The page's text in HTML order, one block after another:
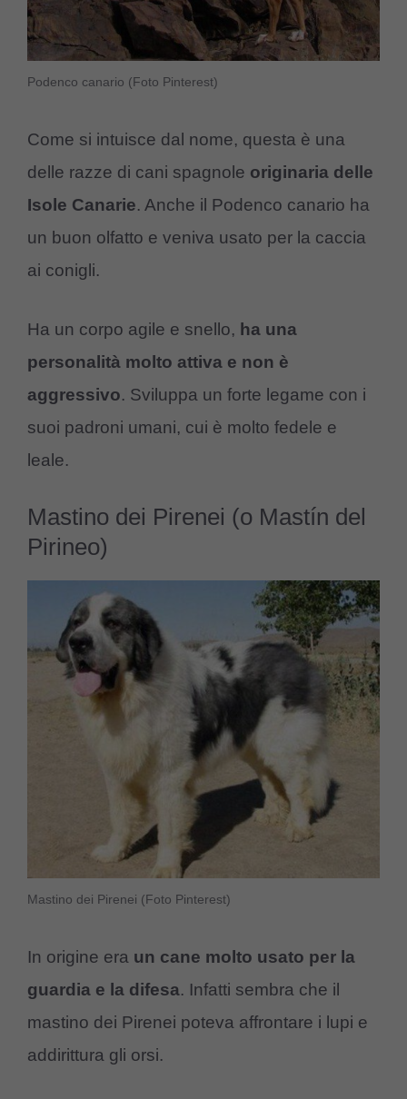
Podenco canario (Foto Pinterest)
Come si intuisce dal nome, questa è una
delle razze di cani spagnole originaria delle
Isole Canarie. Anche il Podenco canario ha
un buon olfatto e veniva usato per la caccia
ai conigli.
Ha un corpo agile e snello, ha una
personalità molto attiva e non è
aggressivo. Sviluppa un forte legame con i
suoi padroni umani, cui è molto fedele e
leale.
Mastino dei Pirenei (o Mastín del
Pirineo)
Mastino dei Pirenei (Foto Pinterest)
In origine era un cane molto usato per la
guardia e la difesa. Infatti sembra che il
mastino dei Pirenei poteva affrontare i lupi e
addirittura gli orsi.